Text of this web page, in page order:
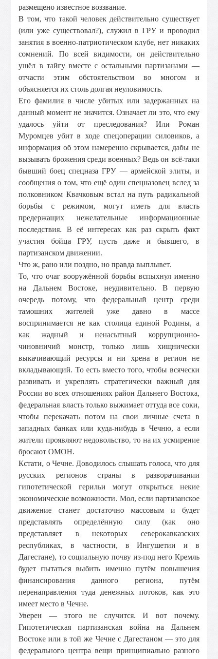
размещено известное воззвание.
В том, что такой человек действительно существует
(или уже существовал?), служил в ГРУ и проводил
занятия в военно-патриотическом клубе, нет никаких
сомнений. По всей видимости, он действительно
ушёл в тайгу вместе с остальными партизанами —
отчасти этим обстоятельством во многом и
объясняется их столь долгая неуловимость.
Его фамилия в числе убитых или задержанных на
данный момент не значится. Означает ли это, что ему
удалось уйти от преследования? Или Роман
Муромцев убит в ходе спецоперации силовиков, а
информация об этом намеренно скрывается, дабы не
вызывать брожения среди военных? Ведь он всё-таки
бывший боец спецназа ГРУ — армейской элиты, и
сообщения о том, что ещё один спецназовец вслед за
полковником Квачковым встал на путь радикальной
борьбы с режимом, могут иметь для власть
предержащих нежелательные информационные
последствия. В её интересах как раз скрыть факт
участия бойца ГРУ, пусть даже и бывшего, в
партизанском движении.
Что ж, рано или поздно, но правда выплывет.
То, что очаг вооружённой борьбы вспыхнул именно
на Дальнем Востоке, неудивительно. В первую
очередь потому, что федеральный центр среди
тамошних жителей уже давно в массе
воспринимается не как столица единой Родины, а
как жадный и ненасытный коррупционно-
чиновничий монстр, только лишь хищнически
выкачивающий ресурсы и ни хрена в регион не
вкладывающий. То есть вместо того, чтобы всячески
развивать и укреплять стратегически важный для
России во всех отношениях район Дальнего Востока,
федеральная власть только выжимает оттуда все соки,
чтобы перекачать потом на свои личные счета в
западных банках или куда-нибудь в Чечню, а если
жители проявляют недовольство, то на их усмирение
бросают ОМОН.
Кстати, о Чечне. Доводилось слышать голоса, что для
русских регионов страны в разворачивании
гипотетической герильи могут открыться некие
экономические возможности. Мол, если партизанское
движение станет достаточно массовым и будет
представлять определённую силу (как оно
представляет в некоторых северокавказских
республиках, в частности, в Ингушетии и в
Дагестане), то социальную почву из-под него Кремль
будет пытаться выбить именно путём повышения
финансирования данного региона, путём
перенаправления туда денежных потоков, как это
имеет место в Чечне.
Уверен — этого не случится. И вот почему.
Гипотетическая партизанская война на Дальнем
Востоке или в той же Чечне с Дагестаном — это для
федерального центра вещи принципиально разного